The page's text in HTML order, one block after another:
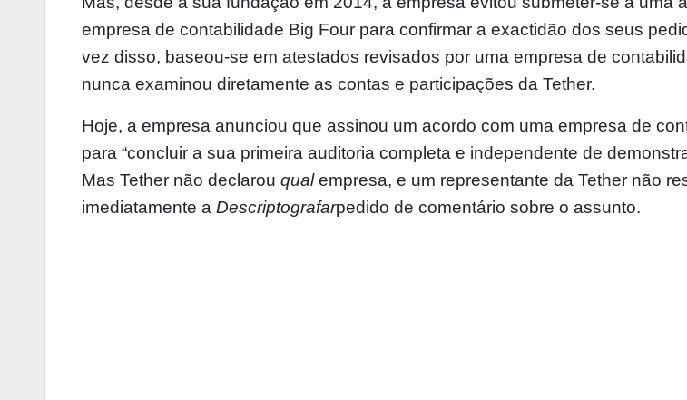
empresa de contabilidade Big Four para confirmar a exactidão dos seus
vez disso, baseou-se em atestados revisados ​​por uma empresa de
nunca examinou diretamente as contas e participações da Tether.
Hoje, a empresa anunciou que assinou um acordo com uma empresa de
para “concluir a sua primeira auditoria completa e independente de
Mas Tether não declarou qualempresa, e um representante da Tether não
imediatamente a Descriptografarpedido de comentário sobre o assunto.